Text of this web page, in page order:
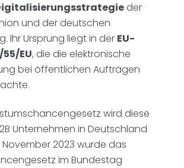
der
und der deutschen
Ihr Ursprung liegt in der EU-
EU, die die elektronische
bei öffentlichen Aufträgen
wird diese
Unternehmen in Deutschland
2023 wurde das
im Bundestag